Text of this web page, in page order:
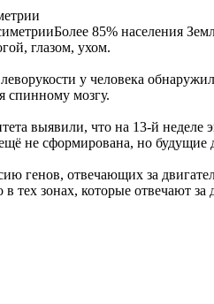
Более 85% населения
глазом, ухом.
у человека
спинному мозгу.
выявили, что на 13-й
не сформирована, но
генов, отвечающих за
тех зонах, которые отвечают за